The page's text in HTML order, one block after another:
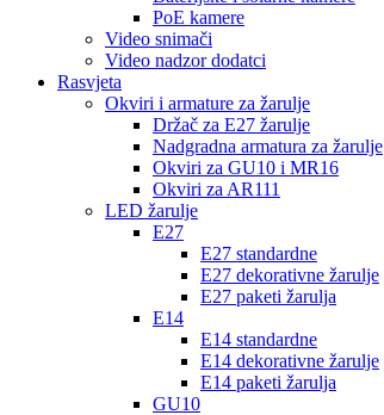
PoE kamere
Video snimači
Video nadzor dodatci
Rasvjeta
Okviri i armature za žarulje
Držač za E27 žarulje
Nadgradna armatura za žarulje
Okviri za GU10 i MR16
Okviri za AR111
LED žarulje
E27
E27 standardne
E27 dekorativne žarulje
E27 paketi žarulja
E14
E14 standardne
E14 dekorativne žarulje
E14 paketi žarulja
GU10